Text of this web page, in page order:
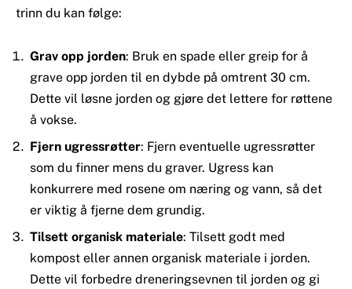
trinn du kan følge:
Grav opp jorden: Bruk en spade eller greip for å
grave opp jorden til en dybde på omtrent 30 cm.
Dette vil løsne jorden og gjøre det lettere for røttene
å vokse.
Fjern ugressrøtter: Fjern eventuelle ugressrøtter
som du finner mens du graver. Ugress kan
konkurrere med rosene om næring og vann, så det
er viktig å fjerne dem grundig.
Tilsett organisk materiale: Tilsett godt med
kompost eller annen organisk materiale i jorden.
Dette vil forbedre dreneringsevnen til jorden og gi